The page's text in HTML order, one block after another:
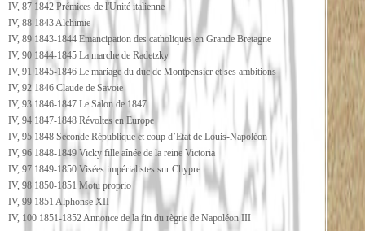
IV, 87 1842 Prémices de l'Unité italienne
IV, 88 1843 Alchimie
IV, 89 1843-1844 Emancipation des catholiques en Grande Bretagne
IV, 90 1844-1845 La marche de Radetzky
IV, 91 1845-1846 Le mariage du duc de Montpensier et ses ambitions
IV, 92 1846 Claude de Savoie
IV, 93 1846-1847 Le Salon de 1847
IV, 94 1847-1848 Révoltes en Europe
IV, 95 1848 Seconde République et coup d’Etat de Louis-Napoléon
IV, 96 1848-1849 Vicky fille aînée de la reine Victoria
IV, 97 1849-1850 Visées impérialistes sur Chypre
IV, 98 1850-1851 Motu proprio
IV, 99 1851 Alphonse XII
IV, 100 1851-1852 Annonce de la fin du règne de Napoléon III